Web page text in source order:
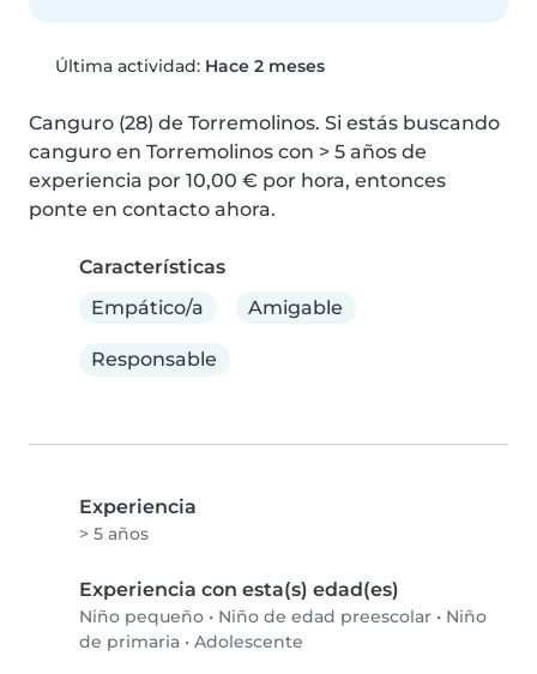
Última actividad: Hace 2 meses
Canguro (28) de Torremolinos. Si estás buscando
canguro en Torremolinos con > 5 años de
experiencia por 10,00 € por hora, entonces
ponte en contacto ahora.
Características
Empático/a
Amigable
Responsable
Experiencia
> 5 años
Experiencia con esta(s) edad(es)
Niño pequeño • Niño de edad preescolar • Niño
de primaria • Adolescente